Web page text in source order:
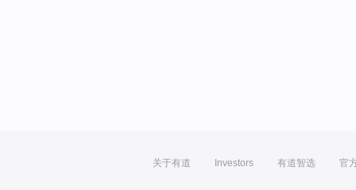
关于有道 Investors 有道智选 官